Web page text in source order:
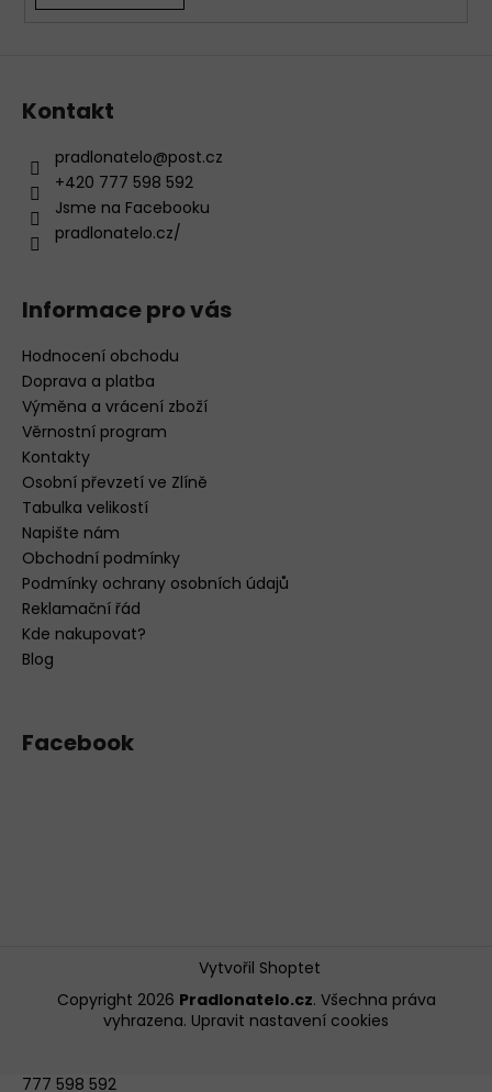
Kontakt
pradlonatelo@post.cz
+420 777 598 592
Jsme na Facebooku
pradlonatelo.cz/
Informace pro vás
Hodnocení obchodu
Doprava a platba
Výměna a vrácení zboží
Věrnostní program
Kontakty
Osobní převzetí ve Zlíně
Tabulka velikostí
Napište nám
Obchodní podmínky
Podmínky ochrany osobních údajů
Reklamační řád
Kde nakupovat?
Blog
Facebook
Vytvořil Shoptet
Copyright 2026 Pradlonatelo.cz. Všechna práva
vyhrazena. Upravit nastavení cookies
777 598 592